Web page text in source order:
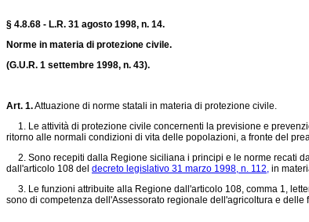
§ 4.8.68 - L.R. 31 agosto 1998, n. 14.
Norme in materia di protezione civile.
(G.U.R. 1 settembre 1998, n. 43).
Art. 1.Attuazione di norme statali in materia di protezione civile.
1. Le attività di protezione civile concernenti la previsione e
ritorno alle normali condizioni di vita delle popolazioni, a fronte del
2. Sono recepiti dalla Regione siciliana i principi e le norme recati
dall'articolo 108 del decreto legislativo 31 marzo 1998, n. 112, in
3. Le funzioni attribuite alla Regione dall'articolo 108, comma 1,
sono di competenza dell'Assessorato regionale dell'agricoltura e